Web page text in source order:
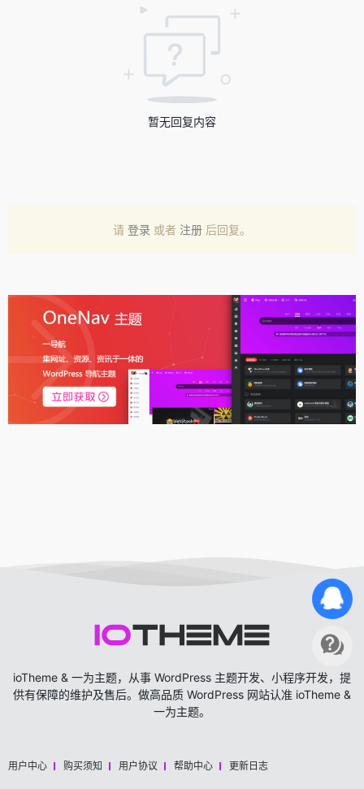
暂无回复内容
请 登录 或者 注册 后回复。
ioTheme & 一为主题，从事 WordPress 主题开发、小程序开发，提
供有保障的维护及售后。做高品质 WordPress 网站认准 ioTheme &
一为主题。
用户中心 购买须知 用户协议 帮助中心 更新日志